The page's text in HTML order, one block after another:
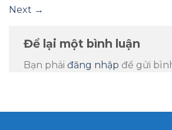
Next →
Để lại một bình luận
Bạn phải đăng nhập để gửi